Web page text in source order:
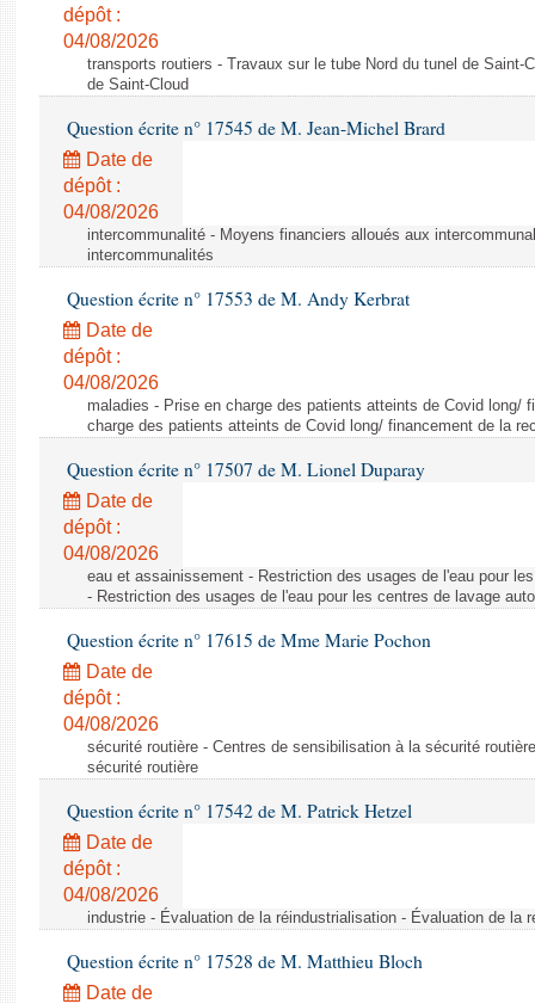
Questions écrites et orales
Comptes rendus des débats
dépôt :
04/08/2026
transports routiers - Travaux sur le tube Nord du tunel de Saint-
de Saint-Cloud
Question écrite n° 17545 de M. Jean-Michel Brard
Date de
dépôt :
04/08/2026
intercommunalité - Moyens financiers alloués aux
intercommunalités
Question écrite n° 17553 de M. Andy Kerbrat
Date de
dépôt :
04/08/2026
maladies - Prise en charge des patients atteints de Covid long/
charge des patients atteints de Covid long/ financement de la
Question écrite n° 17507 de M. Lionel Duparay
Date de
dépôt :
04/08/2026
eau et assainissement - Restriction des usages de l'eau pour
- Restriction des usages de l'eau pour les centres de lavage
Question écrite n° 17615 de Mme Marie Pochon
Date de
dépôt :
04/08/2026
sécurité routière - Centres de sensibilisation à la sécurité
sécurité routière
Question écrite n° 17542 de M. Patrick Hetzel
Date de
dépôt :
04/08/2026
industrie - Évaluation de la réindustrialisation - Évaluation de la
Question écrite n° 17528 de M. Matthieu Bloch
Date de